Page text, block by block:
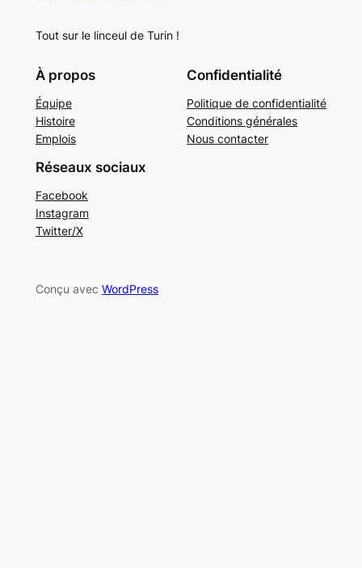
Tout sur le linceul de Turin !
À propos
Équipe
Histoire
Emplois
Confidentialité
Politique de confidentialité
Conditions générales
Nous contacter
Réseaux sociaux
Facebook
Instagram
Twitter/X
Conçu avec WordPress